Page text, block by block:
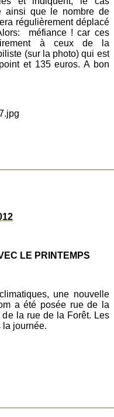
ainsi que le nombre de
régulièrement déplacé
méfiance ! car ces
à ceux de la
(sur la photo) qui est
et 135 euros. A bon
LE PRINTEMPS
une nouvelle
a été posée rue de la
la rue de la Forêt. Les
la journée.